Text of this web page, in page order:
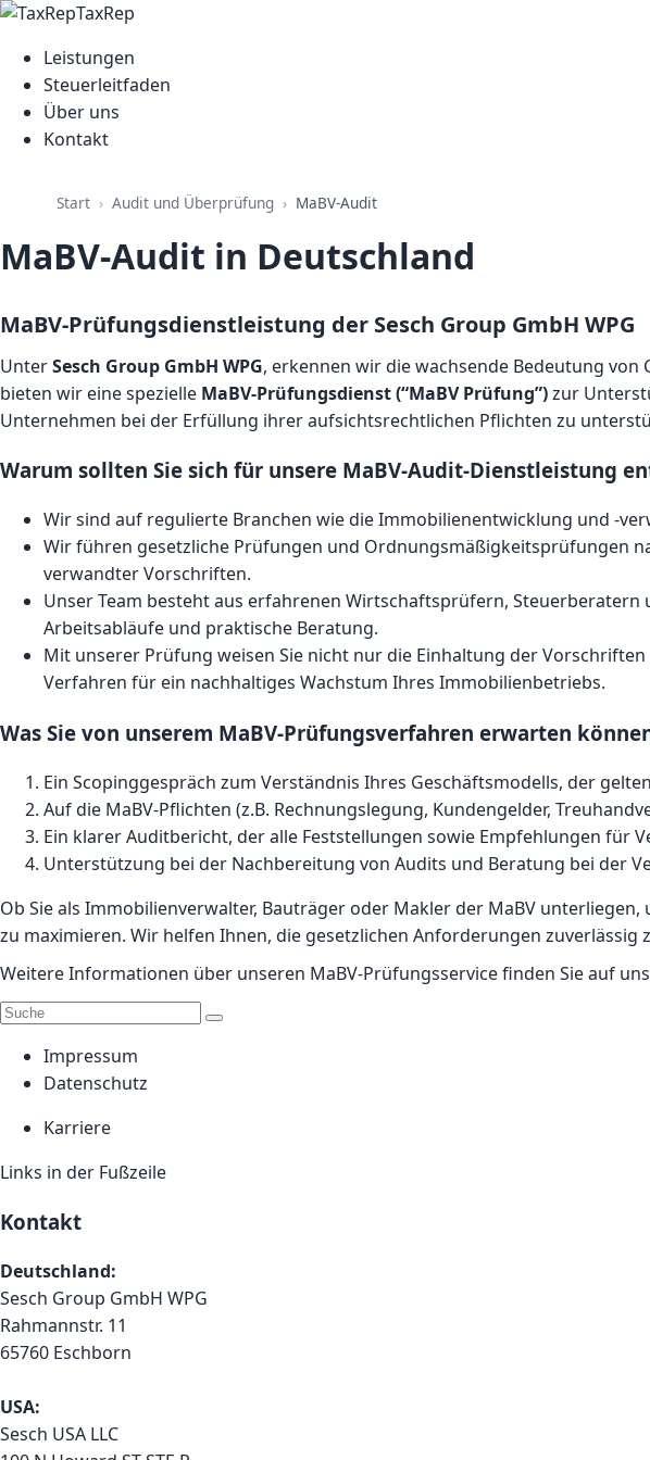
TaxRep
Leistungen
Steuerleitfaden
Über uns
Kontakt
Start Audit und Überprüfung MaBV-Audit
MaBV-Audit in Deutschland
MaBV-Prüfungsdienstleistung der Sesch Group GmbH WPG
UnterSesch Group GmbH WPG, erkennen wir die wachsende Bedeutung
bieten wir eine spezielle MaBV-Prüfungsdienst (“MaBV Prüfung”)zur
Unternehmen bei der Erfüllung ihrer aufsichtsrechtlichen Pflichten zu
Warum sollten Sie sich für unsere MaBV-Audit-Dienstleistung
Wir sind auf regulierte Branchen wie die Immobilienentwicklung und -
Wir führen gesetzliche Prüfungen und Ordnungsmäßigkeitsprüfungen
verwandter Vorschriften.
Unser Team besteht aus erfahrenen Wirtschaftsprüfern,
Arbeitsabläufe und praktische Beratung.
Mit unserer Prüfung weisen Sie nicht nur die Einhaltung der
Verfahren für ein nachhaltiges Wachstum Ihres Immobilienbetriebs.
Was Sie von unserem MaBV-Prüfungsverfahren erwarten
Ein Scopinggespräch zum Verständnis Ihres Geschäftsmodells, der
Auf die MaBV-Pflichten (z.B. Rechnungslegung, Kundengelder,
Ein klarer Auditbericht, der alle Feststellungen sowie Empfehlungen
Unterstützung bei der Nachbereitung von Audits und Beratung bei der
Ob Sie als Immobilienverwalter, Bauträger oder Makler der MaBV
zu maximieren. Wir helfen Ihnen, die gesetzlichen Anforderungen
Weitere Informationen über unseren MaBV-Prüfungsservice finden Sie auf
Impressum
Datenschutz
Karriere
Links in der Fußzeile
Kontakt
Deutschland:
Sesch Group GmbH WPG
Rahmannstr. 11
65760 Eschborn
USA:
Sesch USA LLC